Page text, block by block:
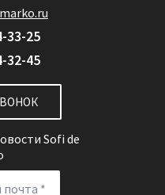
33-25
32-45
Sofi de